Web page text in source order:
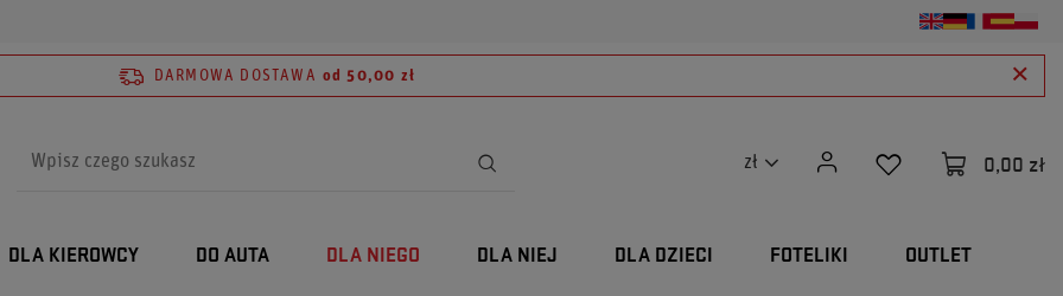
DARMOWA DOSTAWA od 50,00 zł
zł 0,00 zł
DLA KIEROWCY DO AUTA DLA NIEGO DLA NIEJ DLA DZIECI FOTELIKI OUTLET